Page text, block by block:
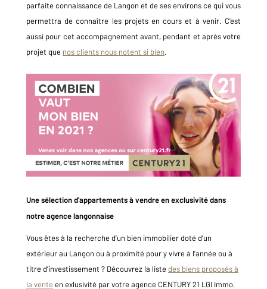
parfaite connaissance de Langon et de ses environs ce qui vous
permettra de connaître les projets en cours et à venir. C'est
aussi pour cet accompagnement avant, pendant et après votre
projet que nos clients nous notent si bien.
Une sélection d'appartements à vendre en exclusivité dans
notre agence langonnaise
Vous êtes à la recherche d’un bien immobilier doté d’un
extérieur au Langon ou à proximité pour y vivre à l’année ou à
titre d’investissement ? Découvrez la listedes biens proposés à
la vente en exlusivité par votre agence CENTURY 21 LGI Immo.